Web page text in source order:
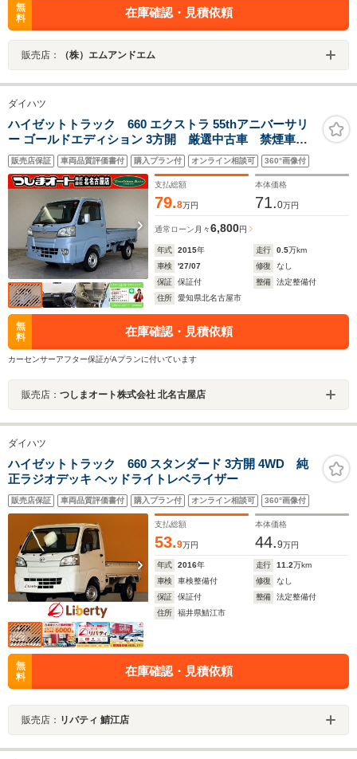
無
料
在庫確認・見積依頼
販売店： （株）エムアンドエム
ダイハツ
ハイゼットトラック 660 エクストラ 55thアニバーサリ
ー ゴールドエディション 3方開 厳選中古車 禁煙車
ローン条件付新品DAドラレコETC 三方開 AM/FMラ
ジオ CDプレイヤー CVT
販売店保証 車両品質評価書付 購入プラン付 オンライン相談可 360°画像付
支払総額
79.8万円
本体価格
71.0万円
通常ローン 月々6,800円
年式 2015年 走行 0.5万km
車検
'27/07 修復
なし
保証
保証付 整備
法定整備付
住所
愛知県北名古屋市
無
料
在庫確認・見積依頼
カーセンサーアフター保証がAプランに付いています
販売店： つしまオート株式会社 北名古屋店
ダイハツ
ハイゼットトラック 660 スタンダード 3方開 4WD 純
正ラジオデッキ ヘッドライトレベライザー
販売店保証 車両品質評価書付 購入プラン付 オンライン相談可 360°画像付
支払総額
53.9万円
本体価格
44.9万円
年式 2016年 走行 11.2万km
車検
車検整備付 修復
なし
保証
保証付 整備
法定整備付
住所
福井県鯖江市
無
料
在庫確認・見積依頼
販売店： リバティ 鯖江店